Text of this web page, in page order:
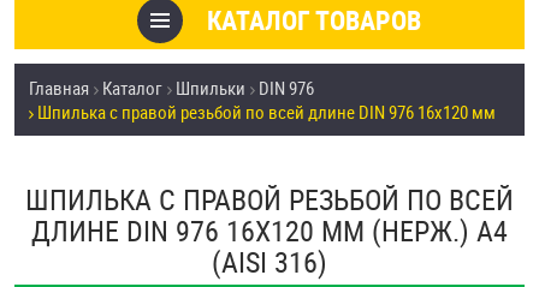
УСЛУГИ
СКИДКИ
ОПТ
ПОКУПАТЕЛЯМ
КАТАЛОГ ТОВАРОВ
Товары со скидкой
Анкеры
Антивандальный крепёж, инструмент
Главная Каталог Шпильки
DIN 976
Шпилька с правой резьбой по всей длине DIN 976 16х120 мм
ШПИЛЬКА С ПРАВОЙ РЕЗЬБОЙ ПО ВСЕЙ
ДЛИНЕ DIN 976 16Х120 ММ (НЕРЖ.) A4
(AISI 316)